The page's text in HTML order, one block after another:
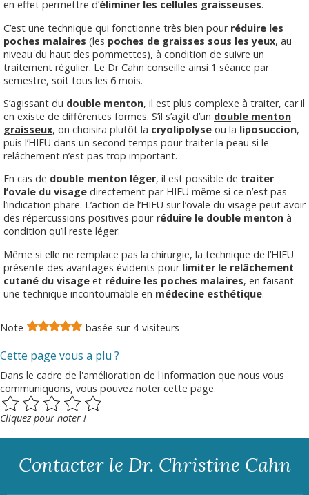
en effet permettre d’éliminer les cellules graisseuses.
C’est une technique qui fonctionne très bien pour réduire les
poches malaires (les poches de graisses sous les yeux, au
niveau du haut des pommettes), à condition de suivre un
traitement régulier. Le Dr Cahn conseille ainsi 1 séance par
semestre, soit tous les 6 mois.
S’agissant du double menton, il est plus complexe à traiter, car il
en existe de différentes formes. S’il s’agit d’un double menton
graisseux, on choisira plutôt la cryolipolyse ou la liposuccion,
puis l’HIFU dans un second temps pour traiter la peau si le
relâchement n’est pas trop important.
En cas de double menton léger, il est possible de traiter
l’ovale du visage directement par HIFU même si ce n’est pas
l’indication phare. L’action de l’HIFU sur l’ovale du visage peut avoir
des répercussions positives pour réduire le double menton à
condition qu’il reste léger.
Même si elle ne remplace pas la chirurgie, la technique de l’HIFU
présente des avantages évidents pour limiter le relâchement
cutané du visage et réduire les poches malaires, en faisant
une technique incontournable en médecine esthétique.
Note basée sur 4 visiteurs
Cette page vous a plu ?
Dans le cadre de l'amélioration de l'information que nous vous
communiquons, vous pouvez noter cette page.
Cliquez pour noter !
Contacter le Dr. Christine Cahn